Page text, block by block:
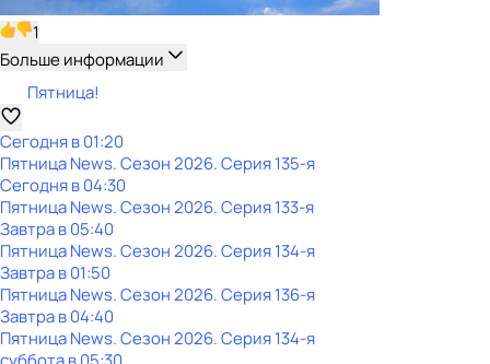
1
Больше информации
Пятница!
Сегодня в 01:20
Пятница News. Сезон 2026. Серия 135-я
Сегодня в 04:30
Пятница News. Сезон 2026. Серия 133-я
Завтра в 05:40
Пятница News. Сезон 2026. Серия 134-я
Завтра в 01:50
Пятница News. Сезон 2026. Серия 136-я
Завтра в 04:40
Пятница News. Сезон 2026. Серия 134-я